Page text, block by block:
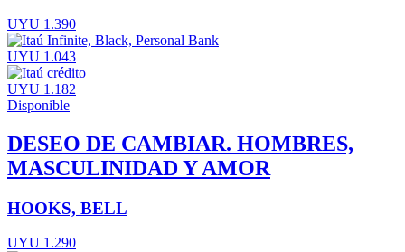
UYU 1.390
UYU 1.043
UYU 1.182
Disponible
DESEO DE CAMBIAR. HOMBRES,
MASCULINIDAD Y AMOR
HOOKS, BELL
UYU 1.290